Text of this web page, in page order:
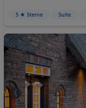
5 ★ Sterne Suite